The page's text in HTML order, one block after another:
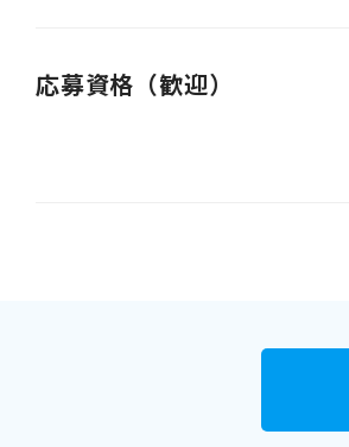
応募資格（歓迎）